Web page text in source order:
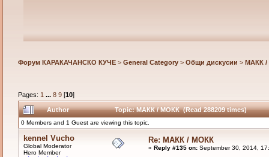
Форум КАРАКАЧАНСКО КУЧЕ> General Category> Общи дискусии > МАКК /
Pages: 1 ... 8 9[10]
Author Topic: МАКК / МОКК (Read 288209 times)
0 Members and 1 Guest are viewing this topic.
kennel Vucho
Global Moderator
Hero Member
Re: МАКК / МОКК
« Reply #135 on:September 30, 2014,